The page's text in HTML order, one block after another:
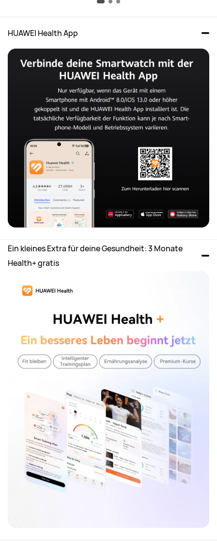
HUAWEI Health App
Ein kleines Extra für deine Gesundheit: 3 Monate
Health+ gratis